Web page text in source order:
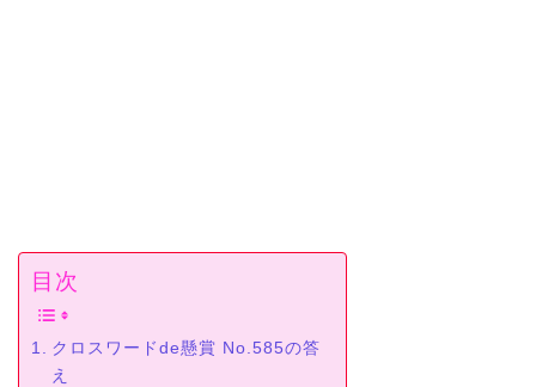
目次
クロスワードde懸賞 No.585の答
え